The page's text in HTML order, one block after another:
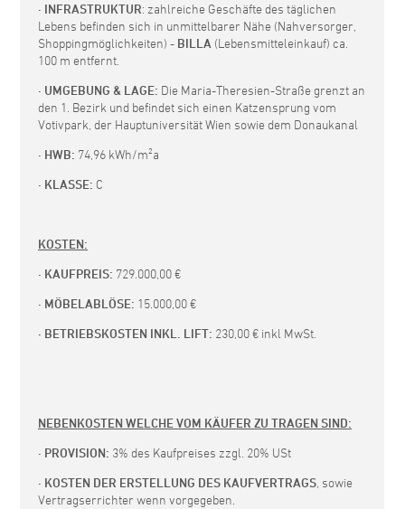
· INFRASTRUKTUR: zahlreiche Geschäfte des täglichen
Lebens befinden sich in unmittelbarer Nähe (Nahversorger,
Shoppingmöglichkeiten) - BILLA (Lebensmitteleinkauf) ca.
100 m entfernt.
· UMGEBUNG & LAGE: Die Maria-Theresien-Straße grenzt an
den 1. Bezirk und befindet sich einen Katzensprung vom
Votivpark, der Hauptuniversität Wien sowie dem Donaukanal
· HWB: 74,96 kWh/m²a
· KLASSE: C
KOSTEN:
· KAUFPREIS: 729.000,00 €
· MÖBELABLÖSE: 15.000,00 €
· BETRIEBSKOSTEN INKL. LIFT: 230,00 € inkl MwSt.
NEBENKOSTEN WELCHE VOM KÄUFER ZU TRAGEN SIND:
· PROVISION: 3% des Kaufpreises zzgl. 20% USt
· KOSTEN DER ERSTELLUNG DES KAUFVERTRAGS , sowie
Vertragserrichter wenn vorgegeben.